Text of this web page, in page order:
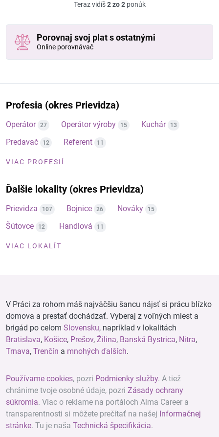
Teraz vidíš2 zo 2ponúk
Porovnaj svoj plat s ostatnými
Online porovnávač
Profesia (okres Prievidza)
Operátor 27 Operátor výroby 15 Kuchár 13
Predavač 12 Referent 11
VIAC PROFESIÍ
Ďalšie lokality (okres Prievidza)
Prievidza 107 Bojnice 26 Nováky 15
Šútovce 12 Handlová 11
VIAC LOKALÍT
V Práci za rohom máš najväčšiu šancu nájsť si prácu blízko
domova a prestať dochádzať. Vyberaj z voľných miest a
brigád po celom Slovensku, napríklad v lokalitách
Bratislava, Košice, Prešov, Žilina, Banská Bystrica, Nitra,
Trnava, Trenčín a mnohých ďalších.
Používame cookies, pozri Podmienky služby. A tiež
chránime tvoje osobné údaje, pozri Zásady ochrany
súkromia. Viac o reklame na portáloch Alma Career a
transparentnosti si môžete prečítať na našej Informačnej
stránke. Tu je naša Technická špecifikácia.